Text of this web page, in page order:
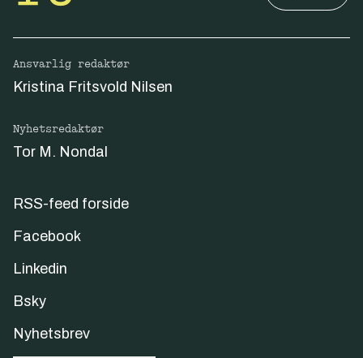
Ansvarlig redaktør
Kristina Fritsvold Nilsen
Nyhetsredaktør
Tor M. Nondal
RSS-feed forside
Facebook
Linkedin
Bsky
Nyhetsbrev